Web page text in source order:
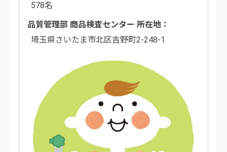
578名
品質管理部 商品検査センター 所在地
埼玉県さいたま市北区吉野町2-248-1